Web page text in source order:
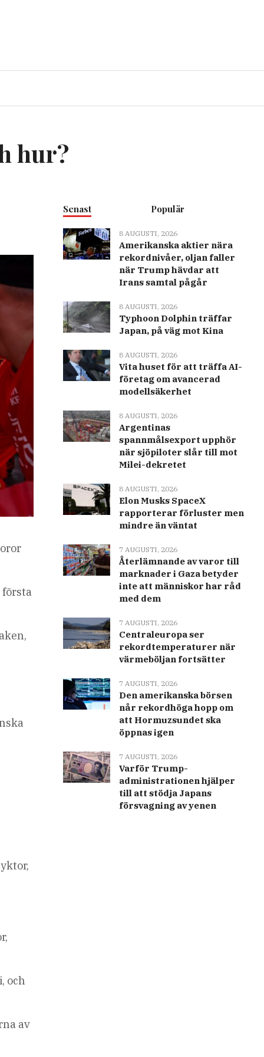
hur?
första
och
av
Senast Populär
8 AUGUSTI, 2026
Amerikanska aktier nära
rekordnivåer, oljan faller
när Trump hävdar att
Irans samtal pågår
8 AUGUSTI, 2026
Typhoon Dolphin träffar
Japan, på väg mot Kina
8 AUGUSTI, 2026
Vita huset för att träffa AI-
företag om avancerad
modellsäkerhet
8 AUGUSTI, 2026
Argentinas
spannmålsexport upphör
när sjöpiloter slår till mot
Milei-dekretet
8 AUGUSTI, 2026
Elon Musks SpaceX
rapporterar förluster men
mindre än väntat
7 AUGUSTI, 2026
Återlämnande av varor till
marknader i Gaza betyder
inte att människor har råd
med dem
7 AUGUSTI, 2026
Centraleuropa ser
rekordtemperaturer när
värmeböljan fortsätter
7 AUGUSTI, 2026
Den amerikanska börsen
når rekordhöga hopp om
att Hormuzsundet ska
öppnas igen
7 AUGUSTI, 2026
Varför Trump-
administrationen hjälper
till att stödja Japans
försvagning av yenen